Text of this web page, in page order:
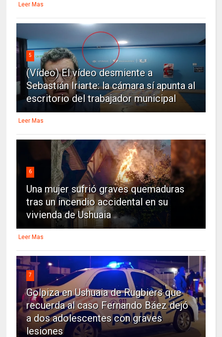
Leer Mas
5
(Vídeo) El vídeo desmiente a
Sebastián Iriarte: la cámara sí apunta al
escritorio del trabajador municipal
Leer Mas
6
Una mujer sufrió graves quemaduras
tras un incendio accidental en su
vivienda de Ushuaia
Leer Mas
7
Golpiza en Ushuaia de Rugbiers que
recuerda al caso Fernando Báez dejó
a dos adolescentes con graves
lesiones